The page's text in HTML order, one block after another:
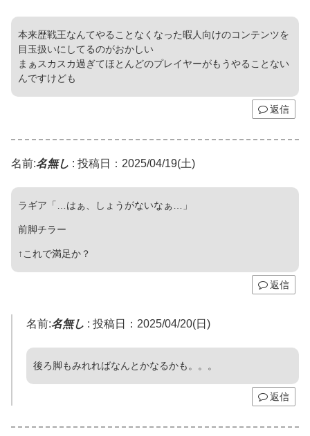
本来歴戦王なんてやることなくなった暇人向けのコンテンツを
目玉扱いにしてるのがおかしい
まぁスカスカ過ぎてほとんどのプレイヤーがもうやることない
んですけども
返信
名前:名無し : 投稿日：2025/04/19(土)
ラギア「…はぁ、しょうがないなぁ…」
前脚チラー
↑これで満足か？
返信
名前:名無し : 投稿日：2025/04/20(日)
後ろ脚もみれればなんとかなるかも。。。
返信